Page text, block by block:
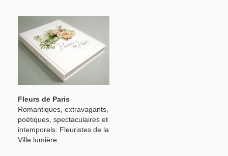
Fleurs de Paris
Romantiques, extravagants,
poétiques, spectaculaires et
intemporels: Fleuristes de la
Ville lumière.